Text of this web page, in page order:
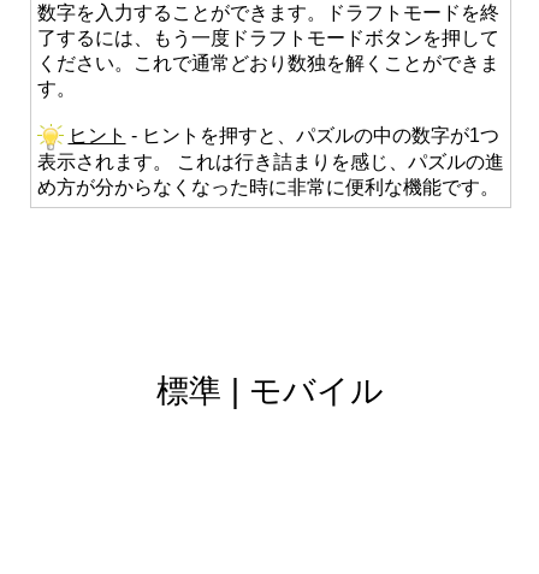
数字を入力することができます。ドラフトモードを終
了するには、もう一度ドラフトモードボタンを押して
ください。これで通常どおり数独を解くことができま
す。
ヒント - ヒントを押すと、パズルの中の数字が1つ
表示されます。 これは行き詰まりを感じ、パズルの進
め方が分からなくなった時に非常に便利な機能です。
標準 モバイル